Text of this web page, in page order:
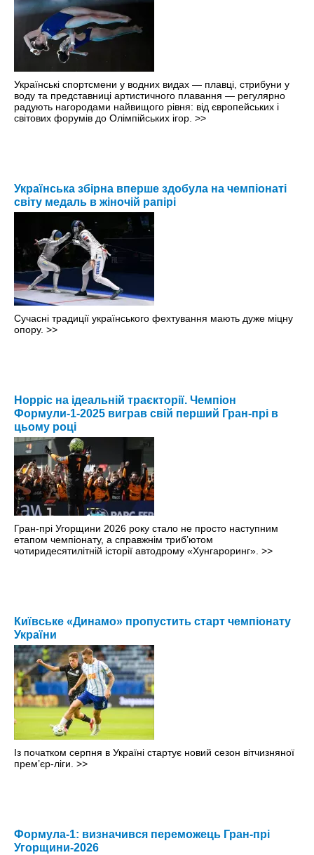
Українські спортсмени у водних видах — плавці, стрибуни у
воду та представниці артистичного плавання — регулярно
радують нагородами найвищого рівня: від європейських і
світових форумів до Олімпійських ігор. >>
Українська збірна вперше здобула на чемпіонаті
світу медаль в жіночій рапірі
Сучасні традиції українського фехтування мають дуже міцну
опору. >>
Норріс на ідеальній траєкторії. Чемпіон
Формули-1-2025 виграв свій перший Гран-прі в
цьому році
Гран-прі Угорщини 2026 року стало не просто наступним
етапом чемпіонату, а справжнім триб’ютом
чотиридесятилітній історії автодрому «Хунгароринг». >>
Київське «Динамо» пропустить старт чемпіонату
України
Із початком серпня в Україні стартує новий сезон вітчизняної
прем’єр-ліги. >>
Формула-1: визначився переможець Гран-прі
Угорщини-2026